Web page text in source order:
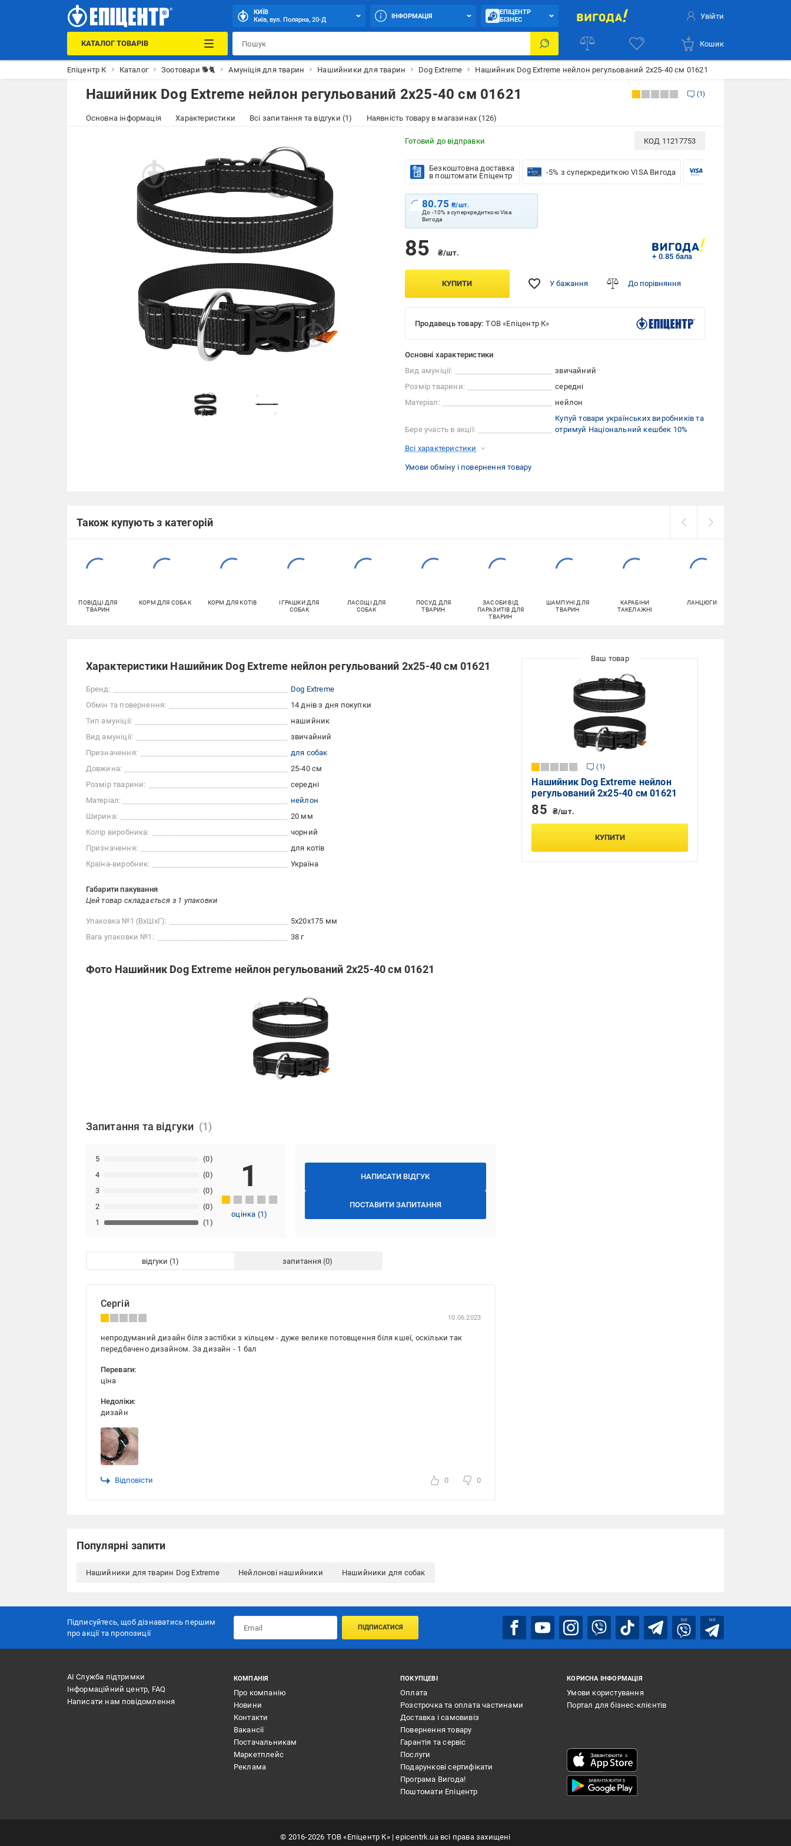
КИЇВ
Київ, вул. Полярна, 20-Д
ІНФОРМАЦІЯ
ЕПІЦЕНТР
БІЗНЕС
Увійти
КАТАЛОГ ТОВАРІВ Кошик
Епіцентр К Каталог Зоотовари 🐕🐈 Амуніція для тварин Нашийники для тварин Dog Extreme Нашийник Dog Extreme нейлон регульований 2х25-40 см 01621
Нашийник Dog Extreme нейлон регульований 2х25-40 см 01621 1
Основна інформація Характеристики Всі запитання та відгуки (1) Наявність товару в магазинах (126)
Готовий до відправки КОД 11217753
Безкоштовна доставка
в поштомати Епіцентр
-5% з суперкредиткою VISA Вигода
80.75₴/шт.
До -10% з суперкредиткою Visa
Вигода
85 ₴/шт. + 0.85 бала
КУПИТИ У бажання До порівняння
Продавець товару: ТОВ «Епіцентр К»
Основні характеристики
Вид амуніції:
звичайний
Розмір тварини:
середні
Матеріал:
нейлон
Бере участь в акції:
Купуй товари українських виробників та
отримуй Національний кешбек 10%
Всі характеристики
Умови обміну і повернення товару
Також купують з категорій
ПОВІДЦІ ДЛЯ
ТВАРИН
КОРМ ДЛЯ СОБАК КОРМ ДЛЯ КОТІВ
ІГРАШКИ ДЛЯ
СОБАК
ЛАСОЩІ ДЛЯ
СОБАК
ПОСУД ДЛЯ
ТВАРИН
ЗАСОБИ ВІД
ПАРАЗИТІВ ДЛЯ
ТВАРИН
ШАМПУНІ ДЛЯ
ТВАРИН
КАРАБІНИ
ТАКЕЛАЖНІ
ЛАНЦЮГИ
Характеристики Нашийник Dog Extreme нейлон регульований 2х25-40 см 01621
Бренд:
Dog Extreme
Обмін та повернення:
14 днів з дня покупки
Тип амуніції:
нашийник
Вид амуніції:
звичайний
Призначення:
для собак
Довжина:
25-40 см
Розмір тварини:
середні
Матеріал:
нейлон
Ширина:
20 мм
Колір виробника:
чорний
Призначення:
для котів
Країна-виробник:
Україна
Габарити пакування
Цей товар складається з 1 упаковки
Упаковка №1 (ВхШхГ):
5x20x175 мм
Вага упаковки №1:
38 г
Фото Нашийник Dog Extreme нейлон регульований 2х25-40 см 01621
Запитання та відгуки
НАПИСАТИ ВІДГУК
ПОСТАВИТИ ЗАПИТАННЯ
1 (1)
2 (0)
3 (0)
4 (0)
5 (0)
1
оцінка (1)
відгуки запитання
Сергій
10.06.2023
непродуманий дизайн біля застібки з кільцем - дуже велике потовщення біля кшеї, оскільки так
передбачено дизайном. За дизайн - 1 бал
Переваги:
ціна
Недоліки:
дизайн
Відповісти 0 0
1
Нашийник Dog Extreme нейлон
регульований 2х25-40 см 01621
85 ₴/шт.
КУПИТИ
Популярні запити
Нашийники для тварин Dog Extreme Нейлонові нашийники Нашийники для собак
Підписуйтесь, щоб дізнаватись першим
про акції та пропозиції
ПІДПИСАТИСЯ
bot bot
АІ Служба підтримки
Інформаційний центр, FAQ
Написати нам повідомлення
КОМПАНІЯ
Про компанію
Новини
Контакти
Вакансії
Постачальникам
Маркетплейс
Реклама
ПОКУПЦЕВІ
Оплата
Розстрочка та оплата частинами
Доставка і самовивіз
Повернення товару
Гарантія та сервіс
Послуги
Подарункові сертифікати
Програма Вигода!
Поштомати Епіцентр
КОРИСНА ІНФОРМАЦІЯ
Умови користування
Портал для бізнес-клієнтів
© 2016-2026 ТОВ «Епіцентр К»| epicentrk.ua всі права захищені